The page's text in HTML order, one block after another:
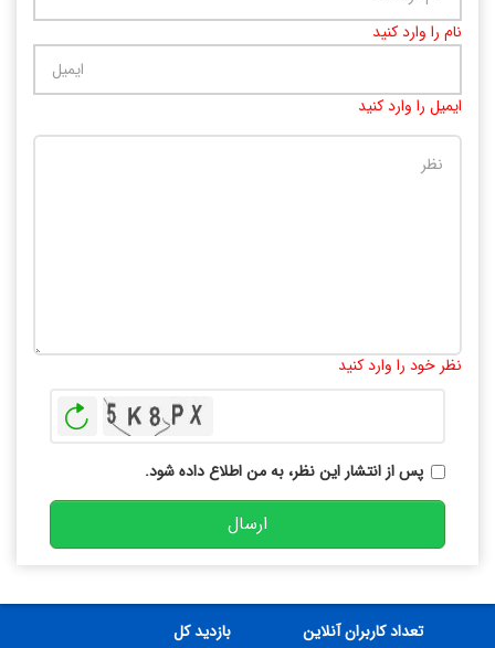
نام را وارد کنید
ایمیل را وارد کنید
نظر خود را وارد کنید
پس از انتشار این نظر، به من اطلاع داده شود.
ارسال
تعداد کاربران آنلاین بازدید کل